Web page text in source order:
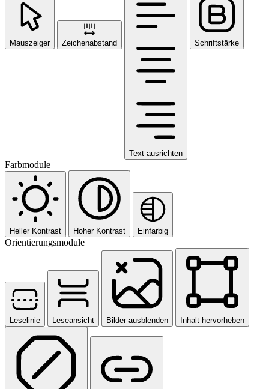
Mauszeiger Zeichenabstand
Text ausrichten
Schriftstärke
Farbmodule
Heller Kontrast Hoher Kontrast Einfarbig
Orientierungsmodule
Leselinie Leseansicht Bilder ausblenden Inhalt hervorheben